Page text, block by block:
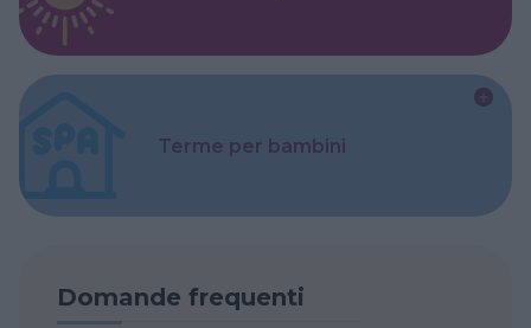
Terme per bambini
Domande frequenti